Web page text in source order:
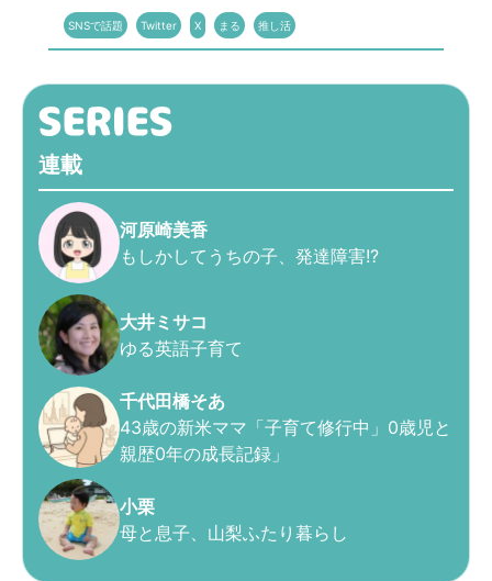
SNSで話題 Twitter X まる 推し活
連載
河原崎美香
もしかしてうちの子、発達障害!?
大井ミサコ
ゆる英語子育て
千代田橋そあ
43歳の新米ママ「子育て修行中」0歳児と
親歴0年の成長記録」
小栗
母と息子、山梨ふたり暮らし